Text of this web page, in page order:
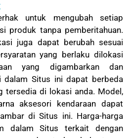
untuk mengubah setiap
produk tanpa pemberitahuan.
juga dapat berubah sesuai
yang berlaku dilokasi
yang digambarkan dan
dalam Situs ini dapat berbeda
tersedia di lokasi anda. Model,
aksesori kendaraan dapat
di Situs ini. Harga-harga
dalam Situs terkait dengan